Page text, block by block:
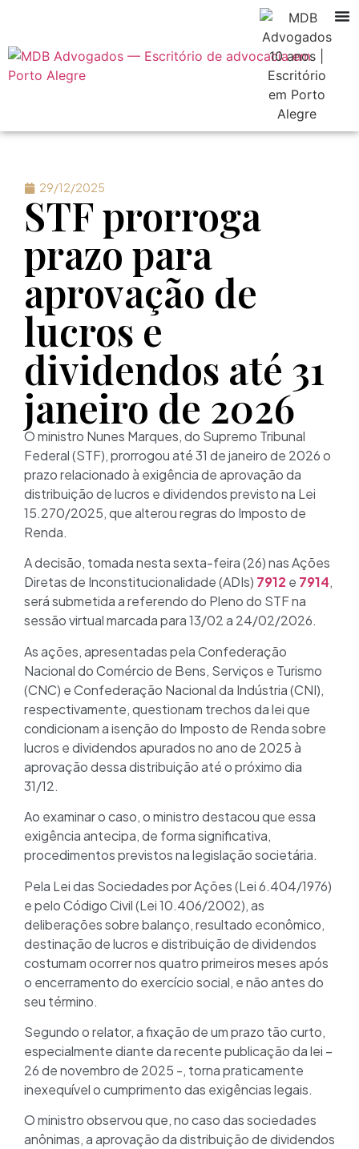
29/12/2025
STF prorroga
prazo para
aprovação de
lucros e
dividendos até 31
janeiro de 2026
O ministro Nunes Marques, do Supremo Tribunal
Federal (STF), prorrogou até 31 de janeiro de 2026 o
prazo relacionado à exigência de aprovação da
distribuição de lucros e dividendos previsto na Lei
15.270/2025, que alterou regras do Imposto de
Renda.
A decisão, tomada nesta sexta-feira (26) nas Ações
Diretas de Inconstitucionalidade (ADIs) 7912 e 7914,
será submetida a referendo do Pleno do STF na
sessão virtual marcada para 13/02 a 24/02/2026.
As ações, apresentadas pela Confederação
Nacional do Comércio de Bens, Serviços e Turismo
(CNC) e Confederação Nacional da Indústria (CNI),
respectivamente, questionam trechos da lei que
condicionam a isenção do Imposto de Renda sobre
lucros e dividendos apurados no ano de 2025 à
aprovação dessa distribuição até o próximo dia
31/12.
Ao examinar o caso, o ministro destacou que essa
exigência antecipa, de forma significativa,
procedimentos previstos na legislação societária.
Pela Lei das Sociedades por Ações (Lei 6.404/1976)
e pelo Código Civil (Lei 10.406/2002), as
deliberações sobre balanço, resultado econômico,
destinação de lucros e distribuição de dividendos
costumam ocorrer nos quatro primeiros meses após
o encerramento do exercício social, e não antes do
seu término.
Segundo o relator, a fixação de um prazo tão curto,
especialmente diante da recente publicação da lei –
26 de novembro de 2025 -, torna praticamente
inexequível o cumprimento das exigências legais.
O ministro observou que, no caso das sociedades
anônimas, a aprovação da distribuição de dividendos